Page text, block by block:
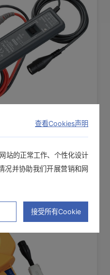
有效值(仅限P9000-02）
查看Cookies声明
站的正常工作、个性化设计
况并协助我们开展营销和网
接受所有Cookie